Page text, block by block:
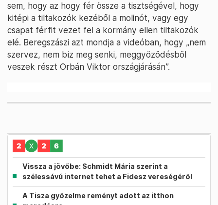
sem, hogy az hogy fér össze a tisztségével, hogy
kitépi a tiltakozók kezéből a molinót, vagy egy
csapat férfit vezet fel a kormány ellen tiltakozók
elé. Beregszászi azt mondja a videóban, hogy „nem
szervez, nem bíz meg senki, meggyőződésből
veszek részt Orbán Viktor országjárásán”.
Vissza a jövőbe: Schmidt Mária szerint a
szélessávú internet tehet a Fidesz vereségéről
A Tisza győzelme reményt adott az itthon